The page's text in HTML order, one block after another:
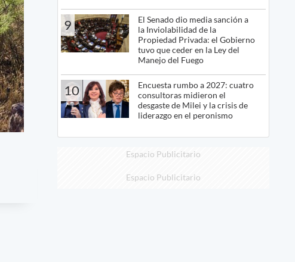
9
El Senado dio media sanción a
la Inviolabilidad de la
Propiedad Privada: el Gobierno
tuvo que ceder en la Ley del
Manejo del Fuego
10
Encuesta rumbo a 2027: cuatro
consultoras midieron el
desgaste de Milei y la crisis de
liderazgo en el peronismo
Espacio Publicitario
Espacio Publicitario